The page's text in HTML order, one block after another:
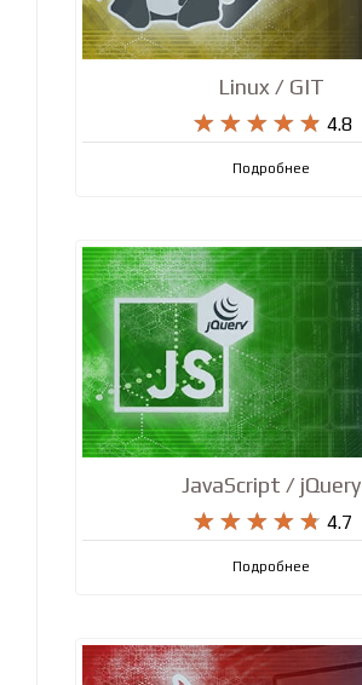
Linux / GIT
    
     4.8
Подробнее
JavaScript / jQuery
    
     4.7
Подробнее